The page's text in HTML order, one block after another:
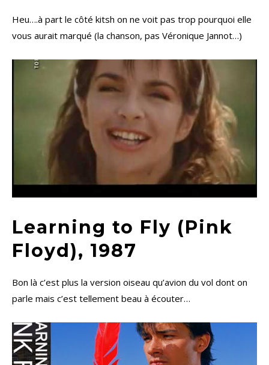
Heu….à part le côté kitsh on ne voit pas trop pourquoi elle
vous aurait marqué (la chanson, pas Véronique Jannot…)
Learning to Fly (Pink
Floyd), 1987
Bon là c’est plus la version oiseau qu’avion du vol dont on
parle mais c’est tellement beau à écouter…